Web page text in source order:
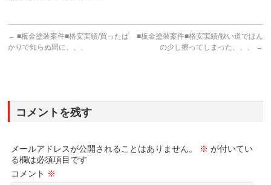
← ■板金塗装案件■格安実績/買ったば
かりで知らぬ間に、、、
■板金塗装案件■格安実績/狭い道でほん
の少し擦ってしまった、、、
→
コメントを残す
メールアドレスが公開されることはありません。 ※ が付いてい
る欄は必須項目です
コメント ※